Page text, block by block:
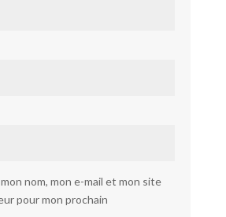
nom, mon e-mail et mon site
pour mon prochain